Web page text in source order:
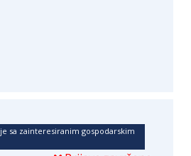
sa zainteresiranim gospodarskim